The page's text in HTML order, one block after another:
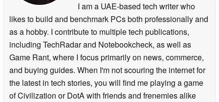
I am a UAE-based tech writer who
likes to build and benchmark PCs both professionally and
as a hobby. I contribute to multiple tech publications,
including TechRadar and Notebookcheck, as well as
Game Rant, where I focus primarily on news, commerce,
and buying guides. When I'm not scouring the internet for
the latest in tech stories, you will find me playing a game
of Civilization or DotA with friends and frenemies alike